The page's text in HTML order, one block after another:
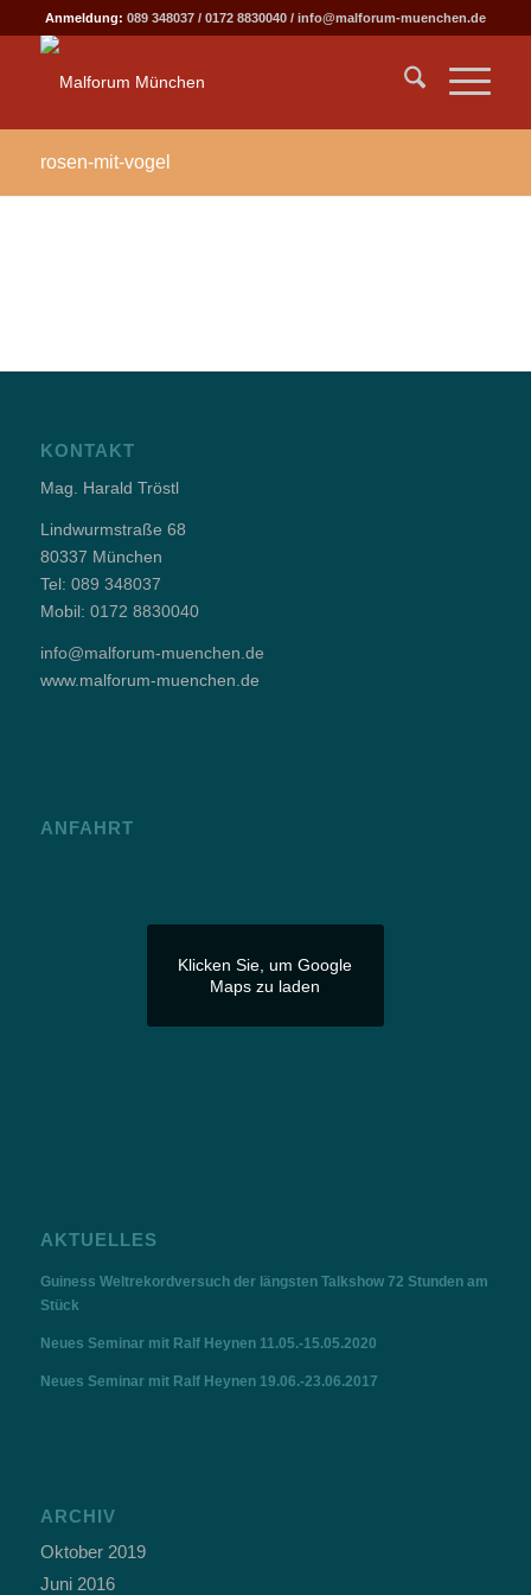
Anmeldung: 089 348037/ 0172 8830040/ info@malforum-muenchen.de
rosen-mit-vogel
KONTAKT
Mag. Harald Tröstl
Lindwurmstraße 68
80337 München
Tel: 089 348037
Mobil: 0172 8830040
info@malforum-muenchen.de
www.malforum-muenchen.de
ANFAHRT
Klicken Sie, um Google
Maps zu laden
AKTUELLES
Guiness Weltrekordversuch der längsten Talkshow 72 Stunden am
Stück
Neues Seminar mit Ralf Heynen 11.05.-15.05.2020
Neues Seminar mit Ralf Heynen 19.06.-23.06.2017
ARCHIV
Oktober 2019
Juni 2016